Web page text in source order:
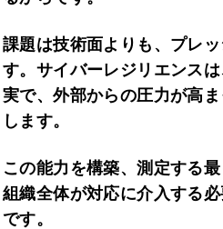
課題は技術面よりも、プレ
す。 サイバーレジリエンス
実で、外部からの圧力が高
します。
この能力を構築、測定する
組織全体が対応に介入する
です。